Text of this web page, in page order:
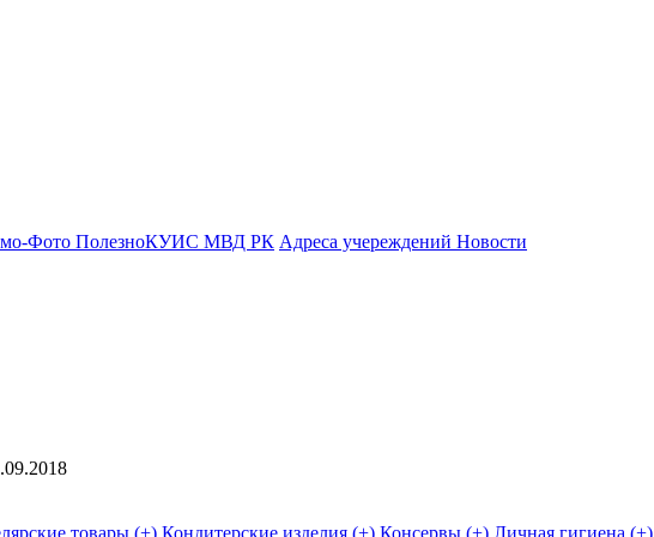
Фото ПолезноКУИС МВД РК Адреса учереждений Новости
товары (+) Кондитерские изделия (+) Консервы (+) Личная гигиена (+)